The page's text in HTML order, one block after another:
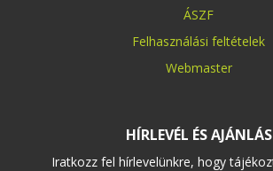
ÁSZF
Felhasználási feltételek
Webmaster
HÍRLEVÉL ÉS AJÁNLÁS
Iratkozz fel hírlevelünkre, hogy